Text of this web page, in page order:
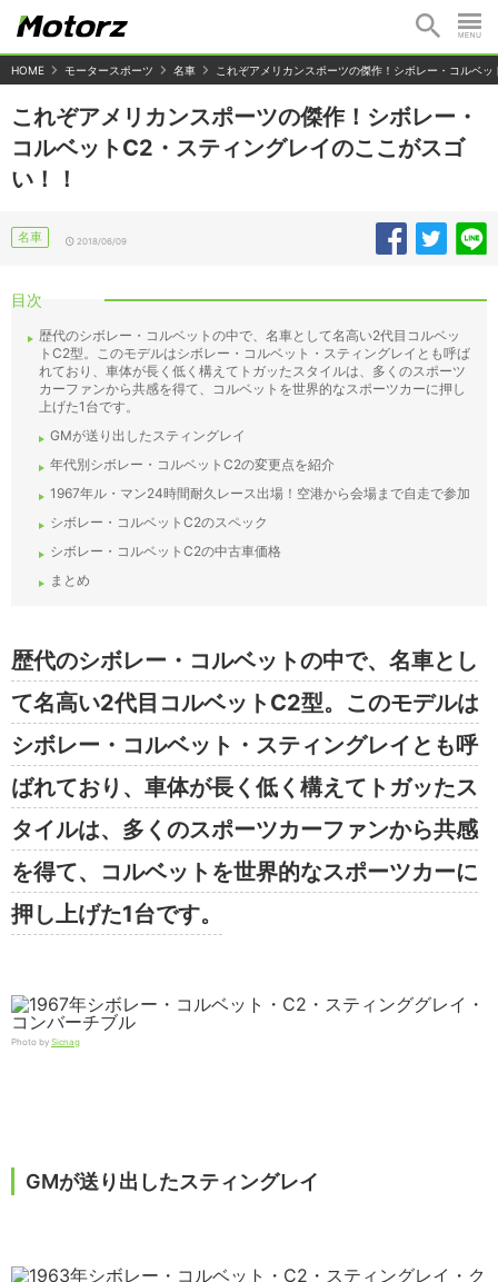
HOME モータースポーツ 名車 これぞアメリカンスポーツの傑作！シボレー・コルベ
これぞアメリカンスポーツの傑作！シボレー・
コルベットC2・スティングレイのここがスゴ
い！！
名車 2018/06/09
目次
歴代のシボレー・コルベットの中で、名車として名高い2代目コルベッ
トC2型。このモデルはシボレー・コルベット・スティングレイとも呼ば
れており、車体が長く低く構えてトガッたスタイルは、多くのスポーツ
カーファンから共感を得て、コルベットを世界的なスポーツカーに押し
上げた1台です。
GMが送り出したスティングレイ
年代別シボレー・コルベットC2の変更点を紹介
1967年ル・マン24時間耐久レース出場！空港から会場まで自走で参加
シボレー・コルベットC2のスペック
シボレー・コルベットC2の中古車価格
まとめ
歴代のシボレー・コルベットの中で、名車とし
て名高い2代目コルベットC2型。このモデルは
シボレー・コルベット・スティングレイとも呼
ばれており、車体が長く低く構えてトガッたス
タイルは、多くのスポーツカーファンから共感
を得て、コルベットを世界的なスポーツカーに
押し上げた1台です。
Photo by Sicnag
GMが送り出したスティングレイ